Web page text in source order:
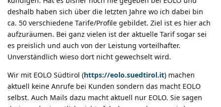
deshalb haben sich über die letzten Jahre wo ich dabei bin
ca. 50 verschiedene Tarife/Profile gebildet. Ziel ist es hier ach
aufzuräumen. Bei ganz vielen ist der aktuelle Tarif sogar sei
es preislich und auch von der Leistung vorteilhafter.
Unverständlich wieso dort nicht gewechselt wird.
Wir mit EOLO Südtirol (https://eolo.suedtirol.it) machen
aktuell keine Anrufe bei Kunden sondern das macht EOLO
selbst. Auch Mails dazu macht aktuell nur EOLO. Sie sagen